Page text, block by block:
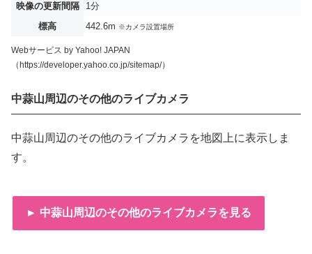
映像の更新間隔
1分
標高
442.6m ※カメラ設置場所
Webサービス by Yahoo! JAPAN
（https://developer.yahoo.co.jp/sitemap/）
中蒜山周辺のその他のライブカメラ
中蒜山周辺のその他のライブカメラを地図上に表示しま
す。
► 中蒜山周辺のその他のライブカメラを見る